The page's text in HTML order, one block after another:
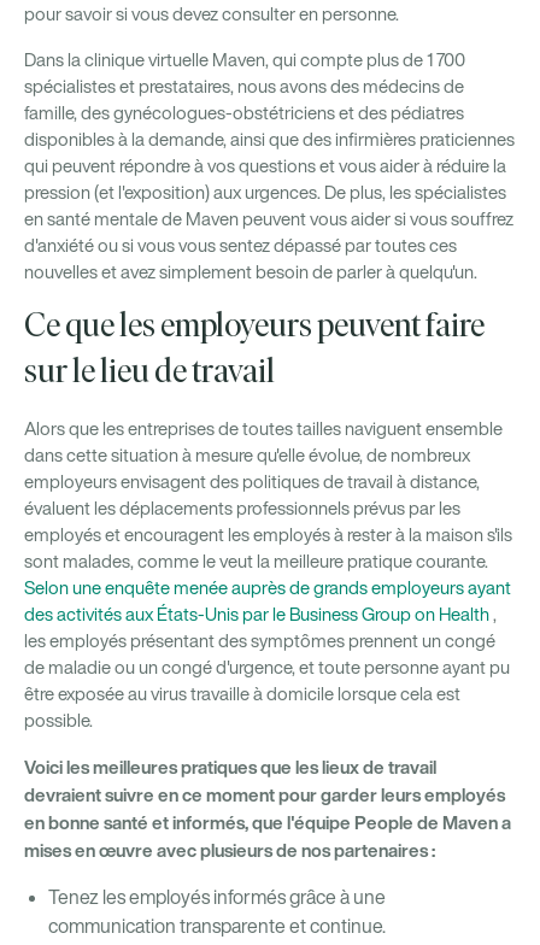
pour savoir si vous devez consulter en personne.
Dans la clinique virtuelle Maven, qui compte plus de 1 700
spécialistes et prestataires, nous avons des médecins de
famille, des gynécologues-obstétriciens et des pédiatres
disponibles à la demande, ainsi que des infirmières praticiennes
qui peuvent répondre à vos questions et vous aider à réduire la
pression (et l'exposition) aux urgences. De plus, les spécialistes
en santé mentale de Maven peuvent vous aider si vous souffrez
d'anxiété ou si vous vous sentez dépassé par toutes ces
nouvelles et avez simplement besoin de parler à quelqu'un.
Ce que les employeurs peuvent faire
sur le lieu de travail
Alors que les entreprises de toutes tailles naviguent ensemble
dans cette situation à mesure qu'elle évolue, de nombreux
employeurs envisagent des politiques de travail à distance,
évaluent les déplacements professionnels prévus par les
employés et encouragent les employés à rester à la maison s'ils
sont malades, comme le veut la meilleure pratique courante.
Selon une enquête menée auprès de grands employeurs ayant
des activités aux États-Unis par le Business Group on Health,
les employés présentant des symptômes prennent un congé
de maladie ou un congé d'urgence, et toute personne ayant pu
être exposée au virus travaille à domicile lorsque cela est
possible.
Voici les meilleures pratiques que les lieux de travail
devraient suivre en ce moment pour garder leurs employés
en bonne santé et informés, que l'équipe People de Maven a
mises en œuvre avec plusieurs de nos partenaires :
Tenez les employés informés grâce à une
communication transparente et continue.